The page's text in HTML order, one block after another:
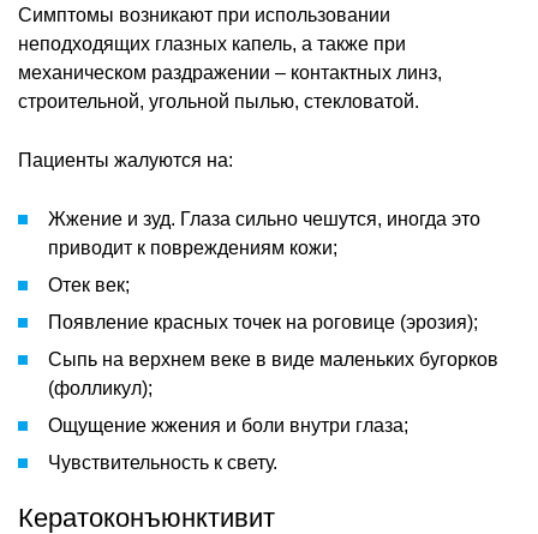
Симптомы возникают при использовании
неподходящих глазных капель, а также при
механическом раздражении – контактных линз,
строительной, угольной пылью, стекловатой.
Пациенты жалуются на:
Жжение и зуд. Глаза сильно чешутся, иногда это
приводит к повреждениям кожи;
Отек век;
Появление красных точек на роговице (эрозия);
Сыпь на верхнем веке в виде маленьких бугорков
(фолликул);
Ощущение жжения и боли внутри глаза;
Чувствительность к свету.
Кератоконъюнктивит